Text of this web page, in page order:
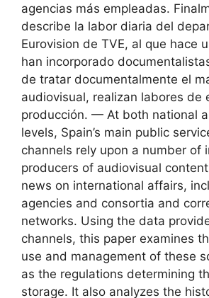
agencias más empleadas.
describe la labor diaria del
Eurovision de TVE, al que hace
han incorporado
de tratar documentalmente el
audiovisual, realizan labores de
producción. — At both national
levels, Spain’s main public
channels rely upon a number of
producers of audiovisual
news on international affairs,
agencies and consortia and
networks. Using the data
channels, this paper examines
use and management of these
as the regulations determining
storage. It also analyzes the